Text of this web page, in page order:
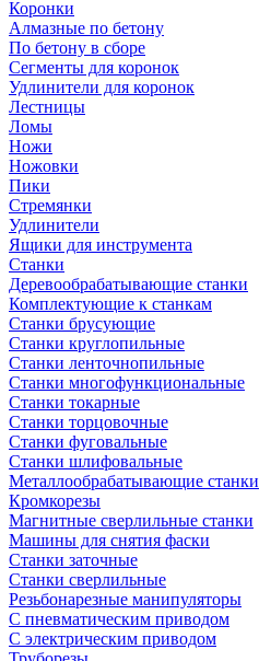
Коронки
Алмазные по бетону
По бетону в сборе
Сегменты для коронок
Удлинители для коронок
Лестницы
Ломы
Ножи
Ножовки
Пики
Стремянки
Удлинители
Ящики для инструмента
Станки
Деревообрабатывающие станки
Комплектующие к станкам
Станки брусующие
Станки круглопильные
Станки ленточнопильные
Станки многофункциональные
Станки токарные
Станки торцовочные
Станки фуговальные
Станки шлифовальные
Металлообрабатывающие станки
Кромкорезы
Магнитные сверлильные станки
Машины для снятия фаски
Станки заточные
Станки сверлильные
Резьбонарезные манипуляторы
С пневматическим приводом
С электрическим приводом